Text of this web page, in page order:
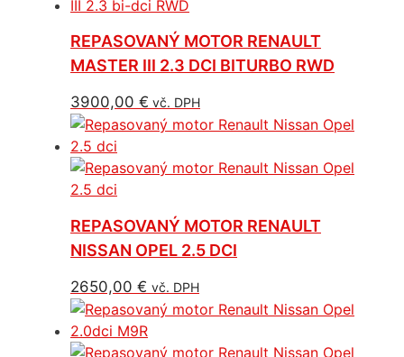
REPASOVANÝ MOTOR RENAULT
MASTER III 2.3 DCI BITURBO RWD
3900,00 € vč. DPH
REPASOVANÝ MOTOR RENAULT
NISSAN OPEL 2.5 DCI
2650,00 € vč. DPH